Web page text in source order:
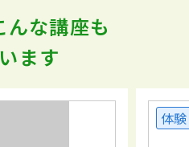
な講座も
ます
体験